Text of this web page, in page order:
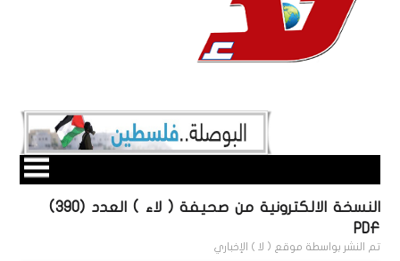
النسخة الالكترونية من صحيفة ( لاء ) العدد (390)
PDF
تم النشر بواسطة موقع ( لا ) الإخباري